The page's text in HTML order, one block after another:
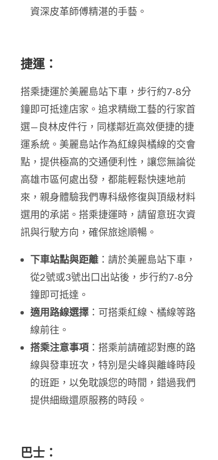
資深皮革師傅精湛的手藝。
捷運：
搭乘捷運於美麗島站下車，步行約7-8分
鐘即可抵達店家。追求精緻工藝的行家首
選—良林皮件行，同樣鄰近高效便捷的捷
運系統。美麗島站作為紅線與橘線的交會
點，提供極高的交通便利性，讓您無論從
高雄市區何處出發，都能輕鬆快速地前
來，親身體驗我們專科級修復與頂級材料
選用的承諾。搭乘捷運時，請留意班次資
訊與行駛方向，確保旅途順暢。
下車站點與距離 ：請於美麗島站下車，
從2號或3號出口出站後，步行約7-8分
鐘即可抵達。
適用路線選擇 ：可搭乘紅線、橘線等路
線前往。
搭乘注意事項 ：搭乘前請確認對應的路
線與發車班次，特別是尖峰與離峰時段
的班距，以免耽誤您的時間，錯過我們
提供細緻還原服務的時段。
巴士：